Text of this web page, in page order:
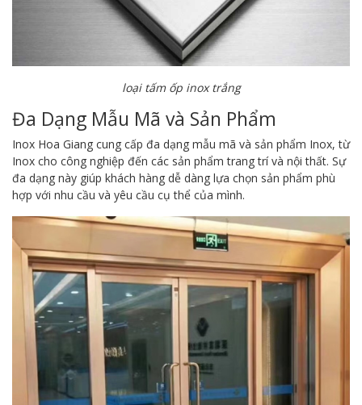
loại tấm ốp inox trắng
Đa Dạng Mẫu Mã và Sản Phẩm
Inox Hoa Giang cung cấp đa dạng mẫu mã và sản phẩm Inox, từ
Inox cho công nghiệp đến các sản phẩm trang trí và nội thất. Sự
đa dạng này giúp khách hàng dễ dàng lựa chọn sản phẩm phù
hợp với nhu cầu và yêu cầu cụ thể của mình.